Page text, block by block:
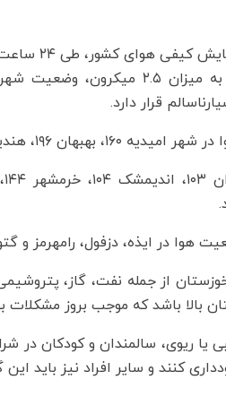
براساس
قرار دارد.
۱۶۷ در وضعیت قرمز و ناسالم قرار دارد.
هوا در ایذه، دزفول، رامهرمز و
از جمله نفت، گاز،
بالا باشد که موجب بروز
یا ریوی، سالمندان و کودکان
کنند و سایر افراد نیز باید